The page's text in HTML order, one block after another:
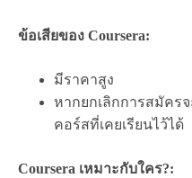
ข้อเสียของ Coursera:
มีราคาสูง
หากยกเลิกการสมัคร
คอร์สที่เคยเรียนไว้ได้
Coursera เหมาะกับใคร?: